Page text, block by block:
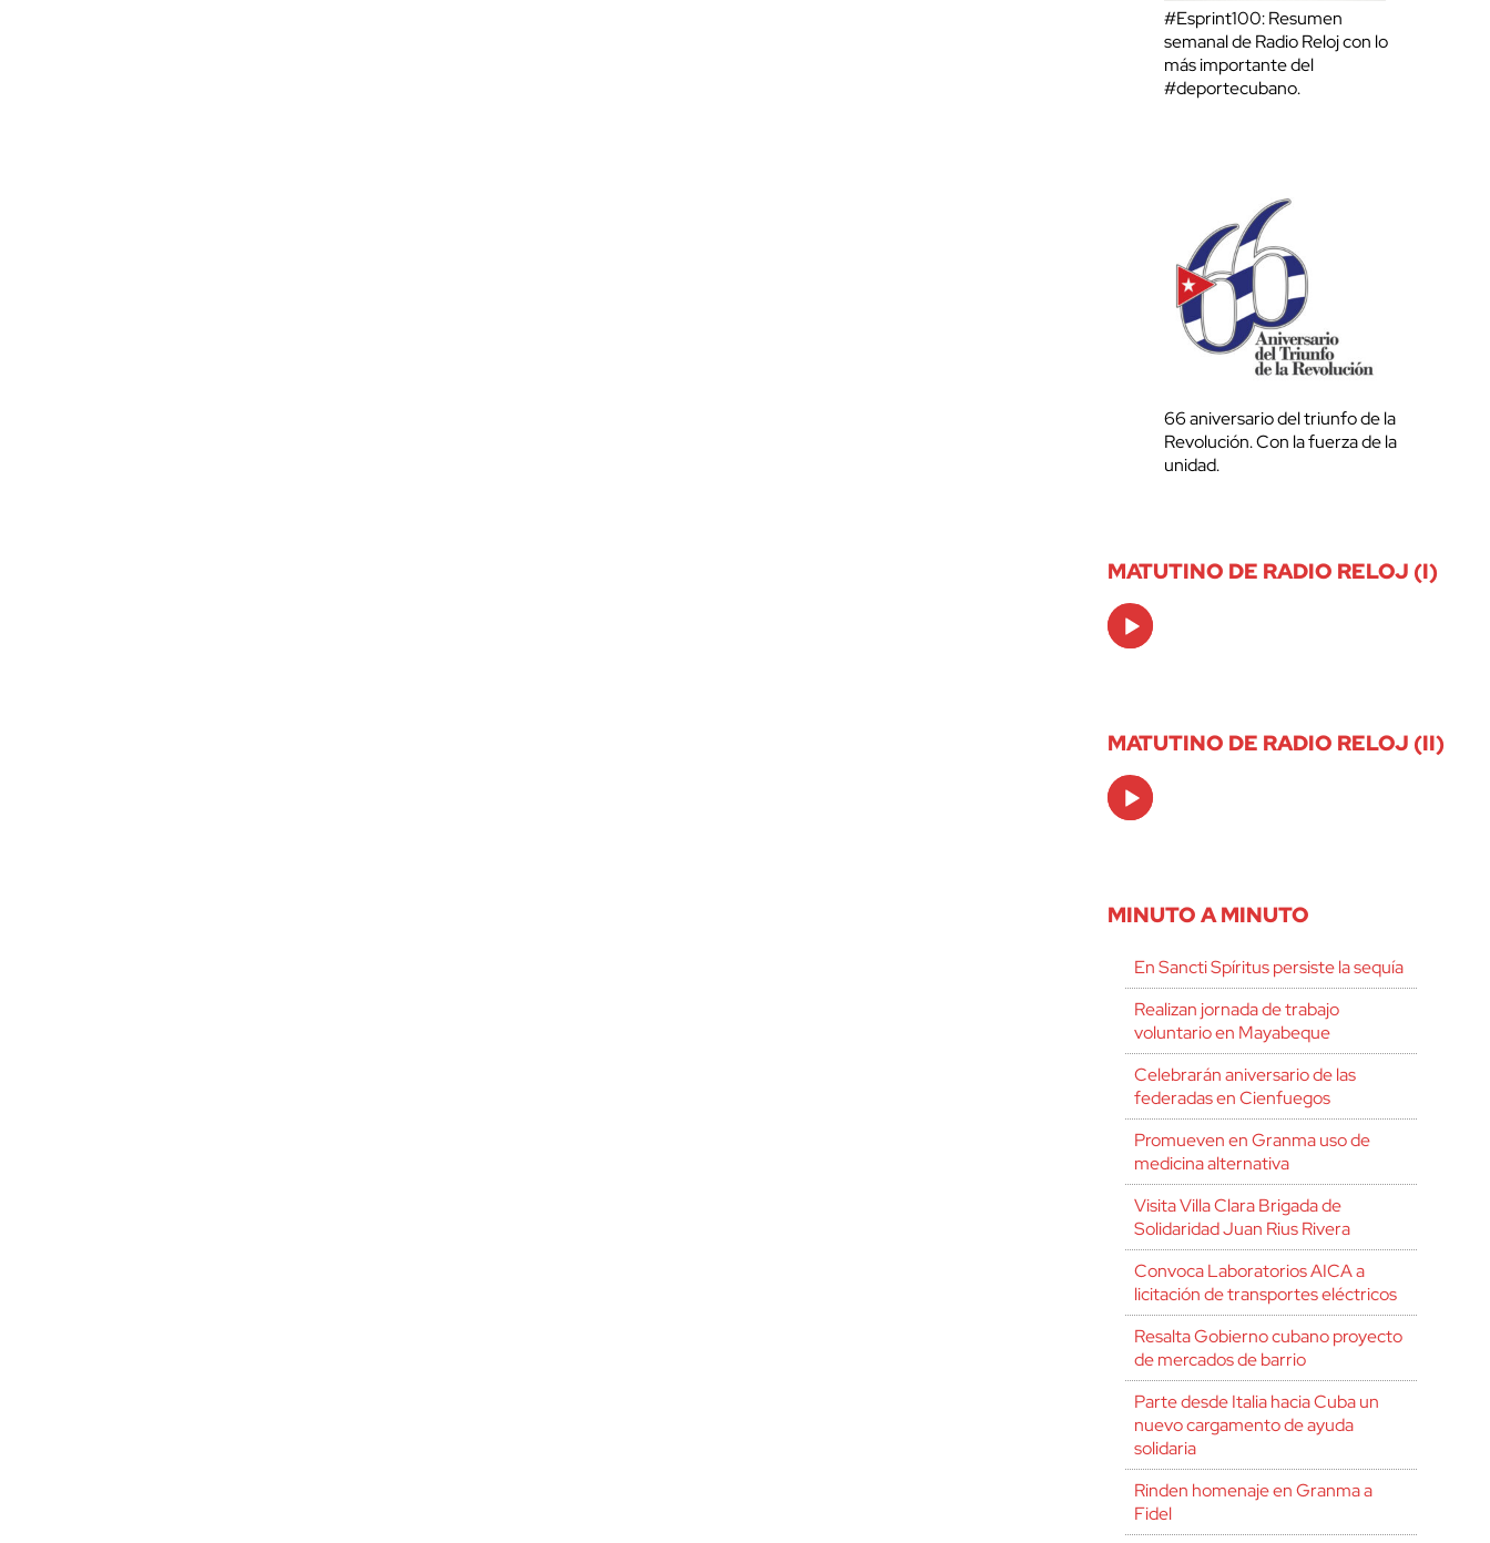
#Esprint100: Resumen
semanal de Radio Reloj con lo
más importante del
#deportecubano.
66 aniversario del triunfo de la
Revolución. Con la fuerza de la
unidad.
MATUTINO DE RADIO RELOJ (I)
Audio
Player
MATUTINO DE RADIO RELOJ (II)
Audio
Player
MINUTO A MINUTO
En Sancti Spíritus persiste la sequía
Realizan jornada de trabajo
voluntario en Mayabeque
Celebrarán aniversario de las
federadas en Cienfuegos
Promueven en Granma uso de
medicina alternativa
Visita Villa Clara Brigada de
Solidaridad Juan Rius Rivera
Convoca Laboratorios AICA a
licitación de transportes eléctricos
Resalta Gobierno cubano proyecto
de mercados de barrio
Parte desde Italia hacia Cuba un
nuevo cargamento de ayuda
solidaria
Rinden homenaje en Granma a
Fidel